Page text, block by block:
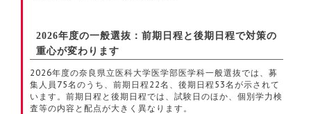
2026年度の一般選抜：前期日程と後期日程で対策の
重心が変わります
2026年度の奈良県立医科大学医学部医学科一般選抜では、募
集人員75名のうち、前期日程22名、後期日程53名が示されて
います。前期日程と後期日程では、試験日のほか、個別学力検
査等の内容と配点が大きく異なります。